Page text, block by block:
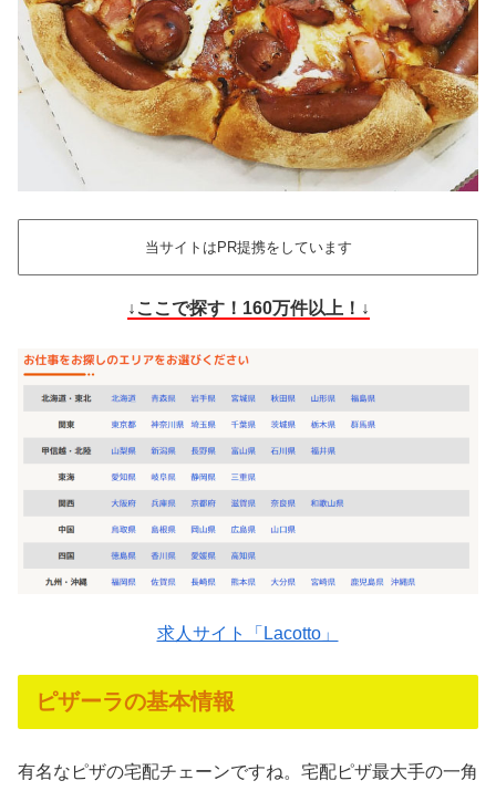
当サイトはPR提携をしています
↓ここで探す！160万件以上！↓
求人サイト「Lacotto」
ピザーラの基本情報
有名なピザの宅配チェーンですね。宅配ピザ最大手の一角